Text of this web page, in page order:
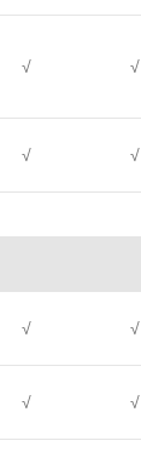
√ √
√ √
√ √
√ √